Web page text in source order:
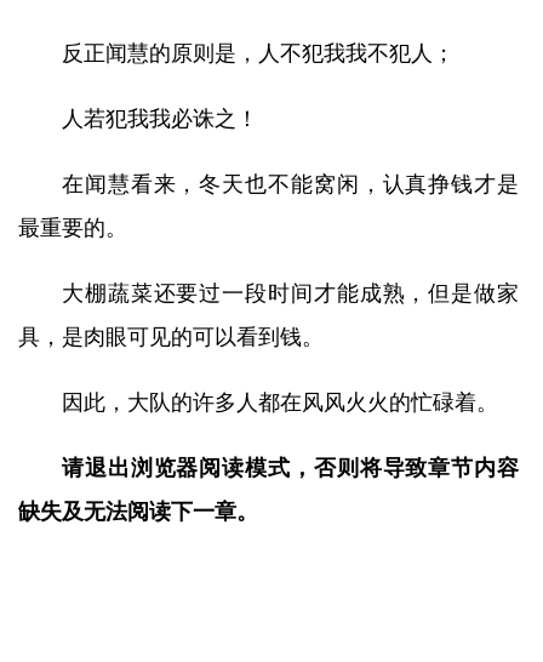
反正闻慧的原则是，人不犯我我不犯人；
人若犯我我必诛之！
在闻慧看来，冬天也不能窝闲，认真挣钱才是
最重要的。
大棚蔬菜还要过一段时间才能成熟，但是做家
具，是肉眼可见的可以看到钱。
因此，大队的许多人都在风风火火的忙碌着。
请退出浏览器阅读模式，否则将导致章节内容
缺失及无法阅读下一章。